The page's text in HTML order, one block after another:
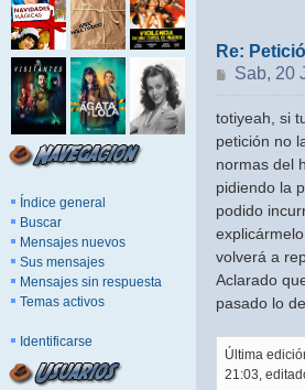
Índice general
Buscar
Mensajes nuevos
Sus mensajes
Mensajes sin respuesta
Temas activos
Identificarse
Re:
Mensaje
Sab, 20
totiyeah, si
petición no
normas del
pidiendo la
podido
volverá a
Aclarado
pasado lo
Última
21:03,